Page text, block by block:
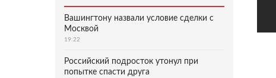
Вашингтону назвали условие сделки с
Москвой
19:22
Российский подросток утонул при
попытке спасти друга